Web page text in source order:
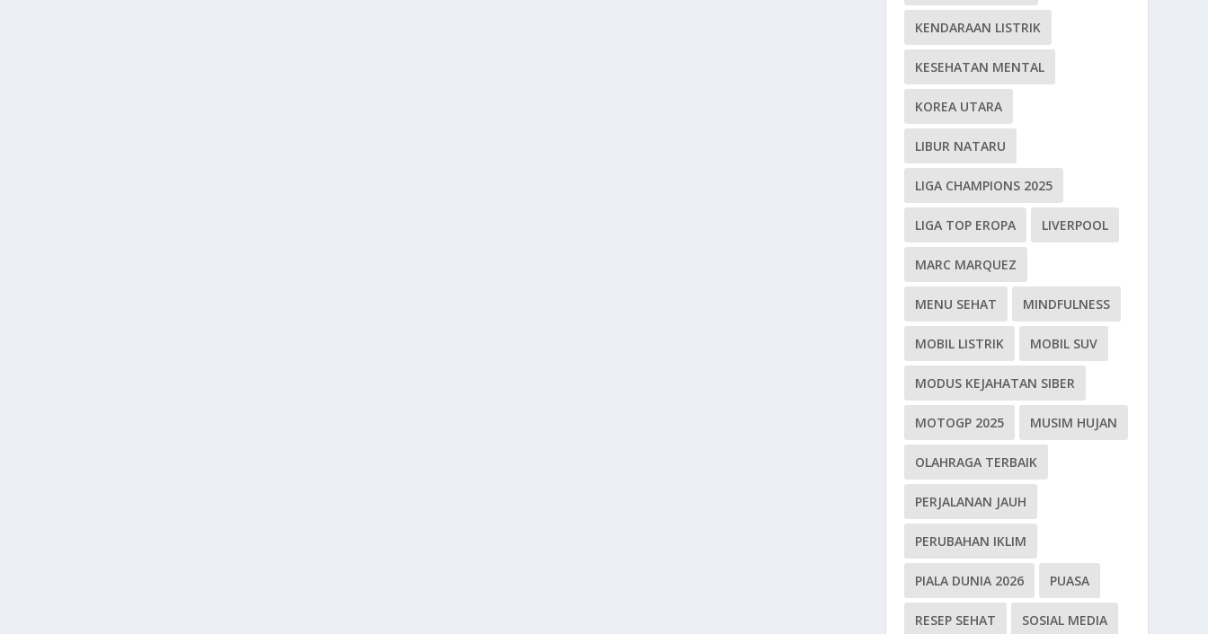
KENDARAAN LISTRIK
KESEHATAN MENTAL
KOREA UTARA
LIBUR NATARU
LIGA CHAMPIONS 2025
LIGA TOP EROPA LIVERPOOL
MARC MARQUEZ
MENU SEHAT MINDFULNESS
MOBIL LISTRIK MOBIL SUV
MODUS KEJAHATAN SIBER
MOTOGP 2025 MUSIM HUJAN
OLAHRAGA TERBAIK
PERJALANAN JAUH
PERUBAHAN IKLIM
PIALA DUNIA 2026 PUASA
RESEP SEHAT SOSIAL MEDIA